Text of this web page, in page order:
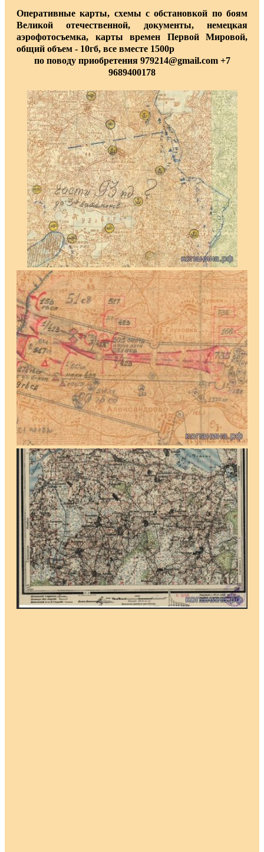
Оперативные карты, схемы с обстановкой по боям
Великой отечественной, документы, немецкая
аэрофотосъемка, карты времен Первой Мировой,
общий объем - 10гб, все вместе 1500р
по поводу приобретения 979214@gmail.com +7
9689400178